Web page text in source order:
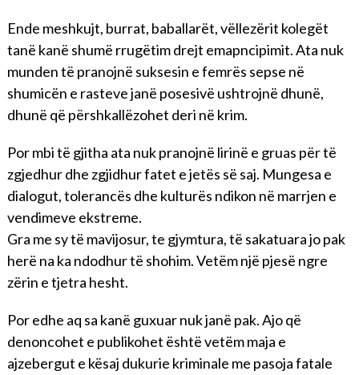
Ende meshkujt, burrat, baballarët, vëllezërit kolegët
tanë kanë shumë rrugëtim drejt emapncipimit. Ata nuk
munden të pranojnë suksesin e femrës sepse në
shumicën e rasteve janë posesivë ushtrojnë dhunë,
dhunë që përshkallëzohet deri në krim.
Por mbi të gjitha ata nuk pranojnë lirinë e gruas për të
zgjedhur dhe zgjidhur fatet e jetës së saj. Mungesa e
dialogut, tolerancës dhe kulturës ndikon në marrjen e
vendimeve ekstreme.
Gra me sy të mavijosur, te gjymtura, të sakatuara jo pak
herë na ka ndodhur të shohim. Vetëm një pjesë ngre
zërin e tjetra hesht.
Por edhe aq sa kanë guxuar nuk janë pak. Ajo që
denoncohet e publikohet është vetëm maja e
ajzebergut e kësaj dukurie kriminale me pasoja fatale